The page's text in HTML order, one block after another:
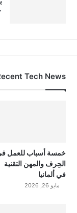
Tech News
خمسة أسباب للعمل
الحِرف والمهن التقنية
في ألمانيا
مايو 26, 2026